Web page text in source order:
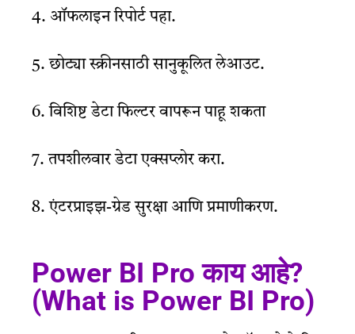
4. ऑफलाइन रिपोर्ट पहा.
5. छोट्या स्क्रीनसाठी सानुकूलित लेआउट.
6. विशिष्ट डेटा फिल्टर वापरून पाहू शकता
7. तपशीलवार डेटा एक्सप्लोर करा.
8. एंटरप्राइझ-ग्रेड सुरक्षा आणि प्रमाणीकरण.
Power BI Pro काय आहे?
(What is Power BI Pro)